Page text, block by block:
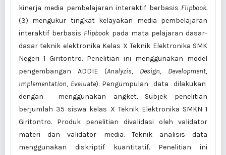
kinerja media pembelajaran interaktif berbasis Flipbook.
(3) mengukur tingkat kelayakan media pembelajaran
interaktif berbasis Flipbook pada mata pelajaran dasar-
dasar teknik elektronika Kelas X Teknik Elektronika SMK
Negeri 1 Giritontro. Penelitian ini menggunakan model
pengembangan ADDIE (Analyzis, Design, Development,
Implementation, Evaluate). Pengumpulan data dilakukan
dengan menggunakan angket. Subjek penelitian
berjumlah 35 siswa kelas X Teknik Elektronika SMKN 1
Giritontro. Produk penelitian divalidasi oleh validator
materi dan validator media. Teknik analisis data
menggunakan diskriptif kuantitatif. Penelitian ini